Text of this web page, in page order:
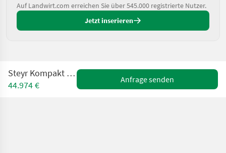
Auf Landwirt.com erreichen Sie über 545.000 registrierte Nutzer.
Jetzt inserieren
Steyr Kompakt 4065 S Tier3
44.974 €
Anfrage senden